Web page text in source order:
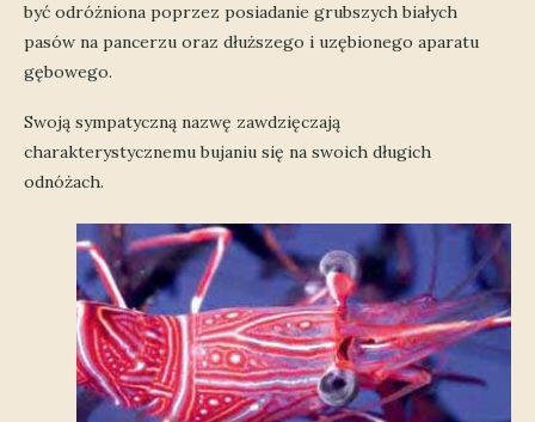
być odróżniona poprzez posiadanie grubszych białych
pasów na pancerzu oraz dłuższego i uzębionego aparatu
gębowego.
Swoją sympatyczną nazwę zawdzięczają
charakterystycznemu bujaniu się na swoich długich
odnóżach.